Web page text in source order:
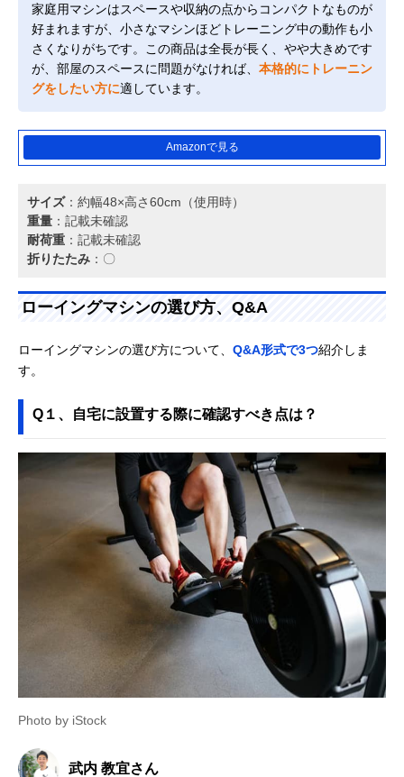
家庭用マシンはスペースや収納の点からコンパクトなものが
好まれますが、小さなマシンほどトレーニング中の動作も小
さくなりがちです。この商品は全長が長く、やや大きめです
が、部屋のスペースに問題がなければ、 本格的にトレーニン
グをしたい方に適しています。
Amazonで見る
サイズ：約幅48×高さ60cm（使用時）
重量 ：記載未確認
耐荷重 ：記載未確認
折りたたみ ：〇
ローイングマシンの選び方、Q&A
ローイングマシンの選び方について、 Q&A形式で3つ紹介しま
す。
Q１、自宅に設置する際に確認すべき点は？
Photo by iStock
武内 教宜さん